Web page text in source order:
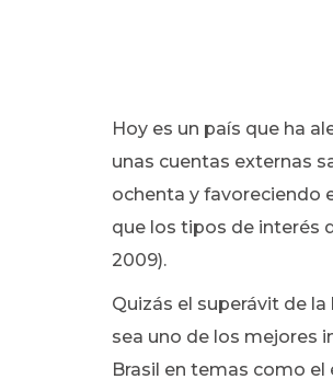
Hoy es un país que ha
unas cuentas externas
ochenta y favoreciendo
que los tipos de interés
2009).
Quizás el superávit de
sea uno de los mejores
Brasil en temas como